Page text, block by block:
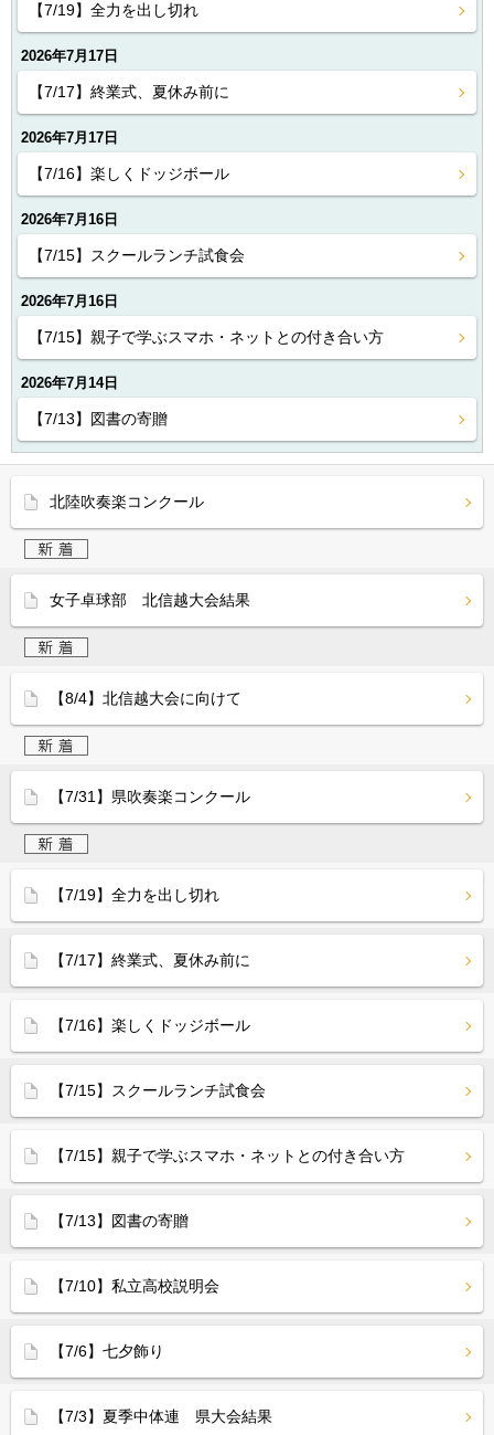
【7/19】全力を出し切れ
2026年7月17日
【7/17】終業式、夏休み前に
2026年7月17日
【7/16】楽しくドッジボール
2026年7月16日
【7/15】スクールランチ試食会
2026年7月16日
【7/15】親子で学ぶスマホ・ネットとの付き合い方
2026年7月14日
【7/13】図書の寄贈
北陸吹奏楽コンクール
女子卓球部 北信越大会結果
【8/4】北信越大会に向けて
【7/31】県吹奏楽コンクール
【7/19】全力を出し切れ
【7/17】終業式、夏休み前に
【7/16】楽しくドッジボール
【7/15】スクールランチ試食会
【7/15】親子で学ぶスマホ・ネットとの付き合い方
【7/13】図書の寄贈
【7/10】私立高校説明会
【7/6】七夕飾り
【7/3】夏季中体連 県大会結果